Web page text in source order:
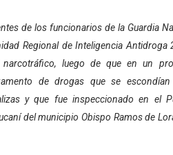
para promover el inicio de
ciudadana 2027-2029
con taller de marcas y
la economía comunal en
de los funcionarios de la Guardia
Regional de Inteligencia Antidroga
luego de que en un
de drogas que se
y que fue inspeccionado en el
del municipio Obispo Ramos de